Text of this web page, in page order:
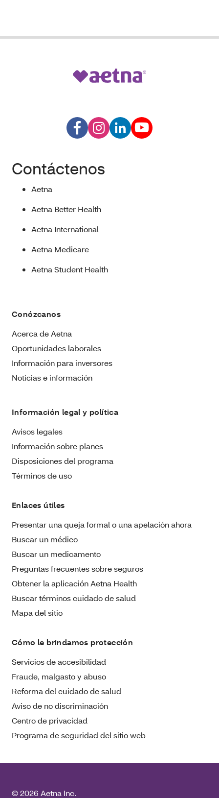
Contáctenos
Aetna
Aetna Better Health
Aetna International
Aetna Medicare
Aetna Student Health
Conózcanos
Acerca de Aetna
Oportunidades laborales
Información para inversores
Noticias e información
Información legal y política
Avisos legales
Información sobre planes
Disposiciones del programa
Términos de uso
Enlaces útiles
Presentar una queja formal o una apelación ahora
Buscar un médico
Buscar un medicamento
Preguntas frecuentes sobre seguros
Obtener la aplicación Aetna Health
Buscar términos cuidado de salud
Mapa del sitio
Cómo le brindamos protección
Servicios de accesibilidad
Fraude, malgasto y abuso
Reforma del cuidado de salud
Aviso de no discriminación
Centro de privacidad
Programa de seguridad del sitio web
© 2026 Aetna Inc.